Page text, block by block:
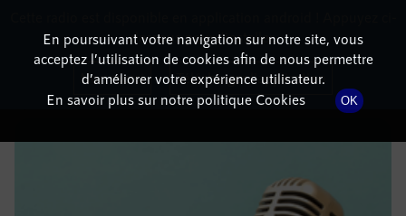
DÉTAILS DE L'ÉPISODE
30 janvier 2022à 6h59, durée : Invalid date
En poursuivant votre navigation sur notre site, vous
acceptez l’utilisation de cookies afin de nous permettre
d’améliorer votre expérience utilisateur.
En savoir plus sur notre politique Cookies
OK
dessous pour l'installer.
Non merci Télécharger l'application